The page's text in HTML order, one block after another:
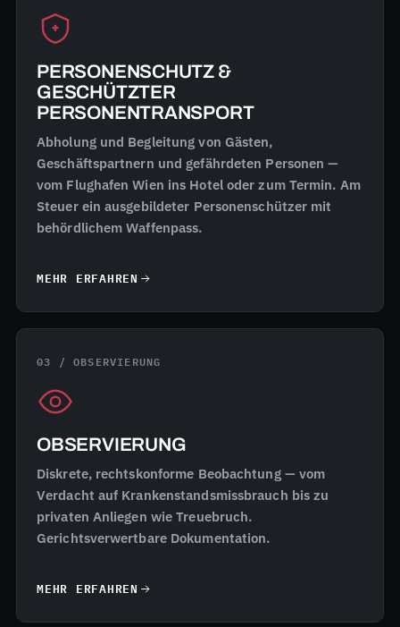
PERSONENSCHUTZ &
GESCHÜTZTER
PERSONENTRANSPORT
Abholung und Begleitung von Gästen,
Geschäftspartnern und gefährdeten Personen —
vom Flughafen Wien ins Hotel oder zum Termin. Am
Steuer ein ausgebildeter Personenschützer mit
behördlichem Waffenpass.
MEHR ERFAHREN
03 / OBSERVIERUNG
OBSERVIERUNG
Diskrete, rechtskonforme Beobachtung — vom
Verdacht auf Krankenstandsmissbrauch bis zu
privaten Anliegen wie Treuebruch.
Gerichtsverwertbare Dokumentation.
MEHR ERFAHREN